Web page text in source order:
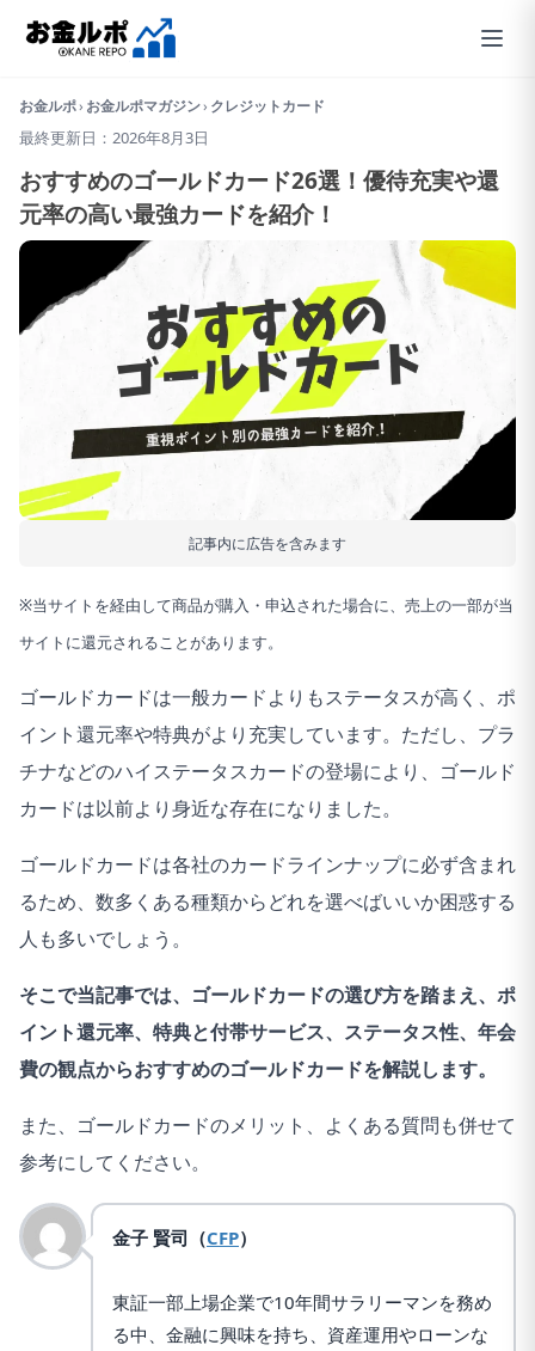
お金ルポ› お金ルポマガジン› クレジットカード
最終更新日：2026年8月3日
おすすめのゴールドカード26選！優待充実や還
元率の高い最強カードを紹介！
記事内に広告を含みます
※当サイトを経由して商品が購入・申込された場合に、売上の一部が当
サイトに還元されることがあります。
ゴールドカードは一般カードよりもステータスが高く、ポ
イント還元率や特典がより充実しています。ただし、プラ
チナなどのハイステータスカードの登場により、ゴールド
カードは以前より身近な存在になりました。
ゴールドカードは各社のカードラインナップに必ず含まれ
るため、数多くある種類からどれを選べばいいか困惑する
人も多いでしょう。
そこで当記事では、ゴールドカードの選び方を踏まえ、ポ
イント還元率、特典と付帯サービス、ステータス性、年会
費の観点からおすすめのゴールドカードを解説します。
また、ゴールドカードのメリット、よくある質問も併せて
参考にしてください。
金子 賢司（CFP）
東証一部上場企業で10年間サラリーマンを務め
る中、金融に興味を持ち、資産運用やローンな